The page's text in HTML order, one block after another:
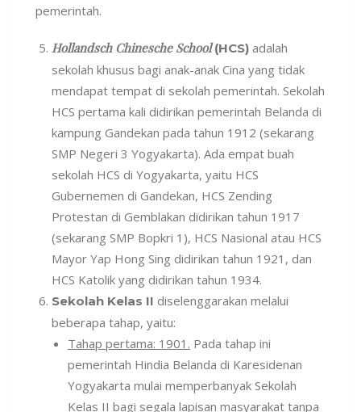
pemerintah.
Hollandsch Chinesche School(HCS) adalah
sekolah khusus bagi anak-anak Cina yang tidak
mendapat tempat di sekolah pemerintah. Sekolah
HCS pertama kali didirikan pemerintah Belanda di
kampung Gandekan pada tahun 1912 (sekarang
SMP Negeri 3 Yogyakarta). Ada empat buah
sekolah HCS di Yogyakarta, yaitu HCS
Gubernemen di Gandekan, HCS Zending
Protestan di Gemblakan didirikan tahun 1917
(sekarang SMP Bopkri 1), HCS Nasional atau HCS
Mayor Yap Hong Sing didirikan tahun 1921, dan
HCS Katolik yang didirikan tahun 1934.
Sekolah Kelas II diselenggarakan melalui
beberapa tahap, yaitu:
Tahap pertama: 1901. Pada tahap ini
pemerintah Hindia Belanda di Karesidenan
Yogyakarta mulai memperbanyak Sekolah
Kelas II bagi segala lapisan masyarakat tanpa